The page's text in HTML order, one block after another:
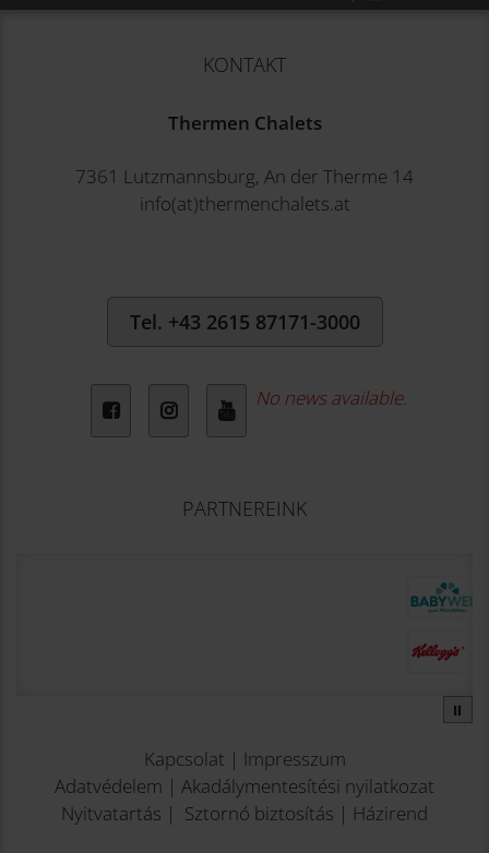
KONTAKT
Thermen Chalets
7361 Lutzmannsburg, An der Therme 14
info(at)thermenchalets.at
Tel. +43 2615 87171-3000
No news available.
PARTNEREINK
⏸
Kapcsolat | Impresszum
Adatvédelem | Akadálymentesítési nyilatkozat
Nyitvatartás | Sztornó biztosítás | Házirend